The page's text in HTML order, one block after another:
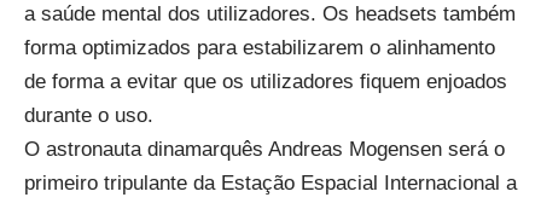
a saúde mental dos utilizadores. Os headsets também
forma optimizados para estabilizarem o alinhamento
de forma a evitar que os utilizadores fiquem enjoados
durante o uso.
O astronauta dinamarquês Andreas Mogensen será o
primeiro tripulante da Estação Espacial Internacional a